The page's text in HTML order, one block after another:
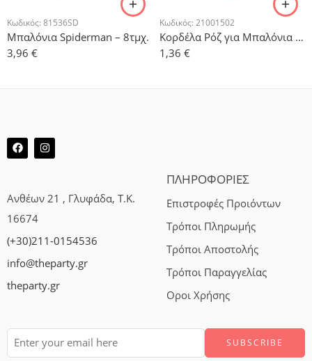
Κωδικός: 81536SD
Μπαλόνια Spiderman – 8τμχ.
3,96 €
Κωδικός: 21001502
Κορδέλα Ρόζ για Μπαλόνια 500μ
1,36 €
Ανθέων 21 , Γλυφάδα, Τ.Κ.
16674
(+30)211-0154536
info@theparty.gr
theparty.gr
ΠΛΗΡΟΦΟΡΙΕΣ
Επιστροφές Προιόντων
Τρόποι Πληρωμής
Τρόποι Αποστολής
Τρόποι Παραγγελίας
Οροι Χρήσης